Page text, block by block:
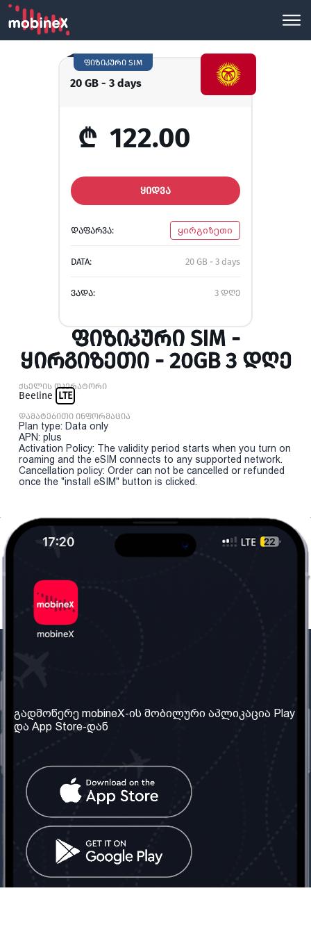
20 GB - 3 days
ფიზიკური SIM
₾ 122.00
ᲧᲘᲓᲕᲐ
ᲓᲐᲤᲐᲠᲕᲐ: ყირგიზეთი
DATA: 20 GB - 3 days
ᲕᲐᲓᲐ: 3 დღე
ᲤᲘᲖᲘᲙᲣᲠᲘ SIM -
ᲧᲘᲠᲒᲘᲖᲔᲗᲘ - 20GB 3 ᲓᲦᲔ
ქსელის ოპერატორი
Beeline LTE
დამატებითი ინფორმაცია
Plan type: Data only
APN: plus
Activation Policy: The validity period starts when you turn on
roaming and the eSIM connects to any supported network.
Cancellation policy: Order can not be cancelled or refunded
once the "install eSIM" button is clicked.
ჩვენ შესახებ
ჩვენი სერვისები
წესები და პირობები
კითხვები
კონტაქტი
საქართველო: თბილისი
ტელ: 032 2 04 00 50
ელ. ფოსტა:
info@mobinex.ge
სოციალური ქსელი
გადმოწერე mobineX-ის მობილური აპლიკაცია Play
და App Store-დან